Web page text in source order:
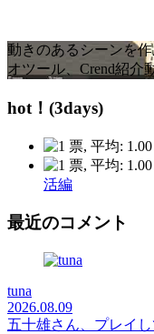
動きのあるシーンを
オツール、Crend紹介
hot！(3days)
活編
最近のコメント
tuna
2026.08.09
五十雄さん、プレイ